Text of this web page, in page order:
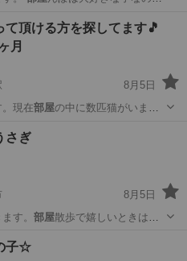
て頂ける方を探してます🎵
月
8月5日
現在部屋の中に数匹猫がいます
さぎ
8月5日
す。 部屋散歩で嬉しいときは、
子☆